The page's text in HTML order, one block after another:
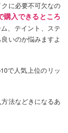
に必要不可欠なの
購入できるところ
、テイント、ステ
いのか悩みますよ
で人気上位のリッ
法などきになるあ